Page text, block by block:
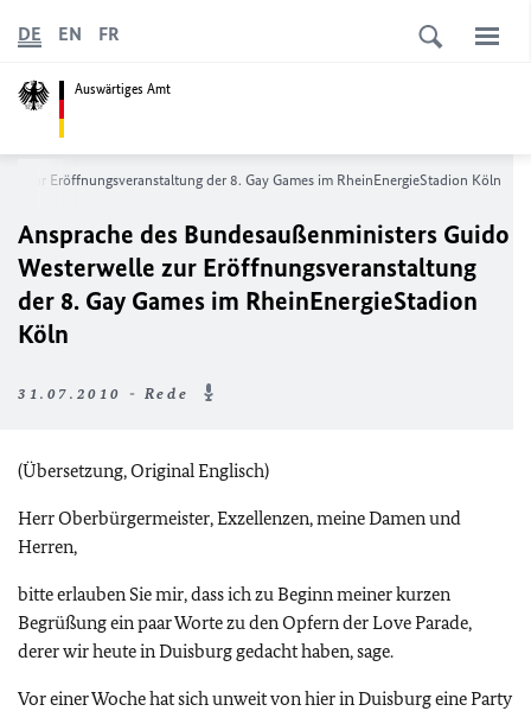
Auswärtiges Amt
DE EN FR
zur Eröffnungsveranstaltung der 8. Gay Games im RheinEnergieStadion Köln
Ansprache des Bundesaußenministers Guido
Westerwelle zur Eröffnungsveranstaltung
der 8. Gay Games im RheinEnergieStadion
Köln
31.07.2010 - Rede
(Übersetzung, Original Englisch)
Herr Oberbürgermeister, Exzellenzen, meine Damen und
Herren,
bitte erlauben Sie mir, dass ich zu Beginn meiner kurzen
Begrüßung ein paar Worte zu den Opfern der Love Parade,
derer wir heute in Duisburg gedacht haben, sage.
Vor einer Woche hat sich unweit von hier in Duisburg eine Party